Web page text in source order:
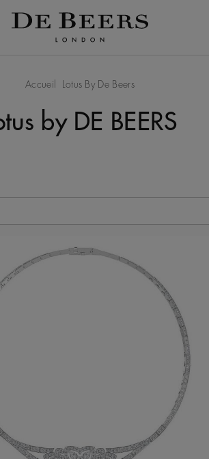
Accueil Lotus By De Beers
by DE BEERS